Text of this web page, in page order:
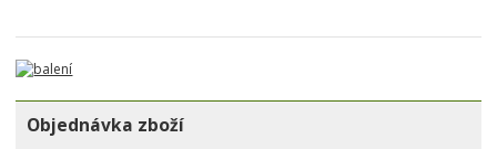
Objednávka zboží